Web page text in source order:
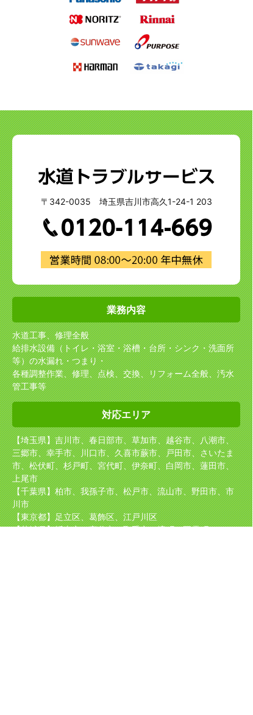
〒342-0035 埼玉県吉川市高久1-24-1 203
業務内容
水道工事、修理全般
給排水設備（トイレ・浴室・浴槽・台所・シンク・洗面所
等）の水漏れ・つまり・
各種調整作業、修理、点検、交換、リフォーム全般、汚水
管工事等
対応エリア
【埼玉県】吉川市、春日部市、草加市、越谷市、八潮市、
三郷市、幸手市、川口市、久喜市蕨市、戸田市、さいたま
市、松伏町、杉戸町、宮代町、伊奈町、白岡市、蓮田市、
上尾市
【千葉県】柏市、我孫子市、松戸市、流山市、野田市、市
川市
【東京都】足立区、葛飾区、江戸川区
【茨城県】坂東市、守谷市、取手市、境町、五霞町